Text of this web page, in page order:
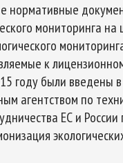
нормативные
мониторинга на
к
году были введены
агентством по
ЕС и России